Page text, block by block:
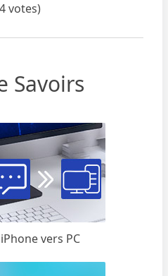
votes)
Savoirs
vers PC